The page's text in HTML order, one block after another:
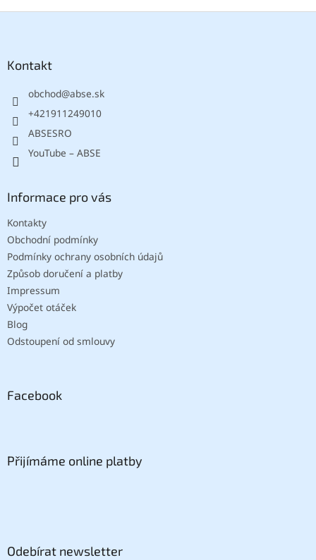
i
Kontakt
obchod@abse.sk
+421911249010
ABSESRO
YouTube – ABSE
Informace pro vás
Kontakty
Obchodní podmínky
Podmínky ochrany osobních údajů
Způsob doručení a platby
Impressum
Výpočet otáček
Blog
Odstoupení od smlouvy
Facebook
Přijímáme online platby
Odebírat newsletter